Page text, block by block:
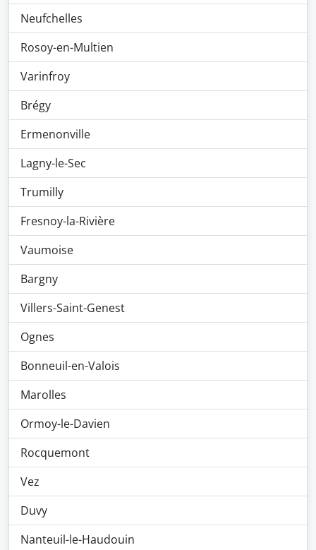
Neufchelles
Rosoy-en-Multien
Varinfroy
Brégy
Ermenonville
Lagny-le-Sec
Trumilly
Fresnoy-la-Rivière
Vaumoise
Bargny
Villers-Saint-Genest
Ognes
Bonneuil-en-Valois
Marolles
Ormoy-le-Davien
Rocquemont
Vez
Duvy
Nanteuil-le-Haudouin